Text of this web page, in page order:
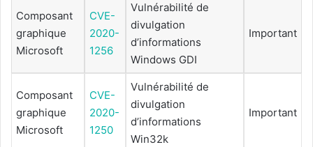
Composant
graphique
Microsoft
CVE-
2020-
1256
Vulnérabilité de
divulgation
d’informations
Windows GDI
Important
Composant
graphique
Microsoft
CVE-
2020-
1250
Vulnérabilité de
divulgation
d’informations
Win32k
Important